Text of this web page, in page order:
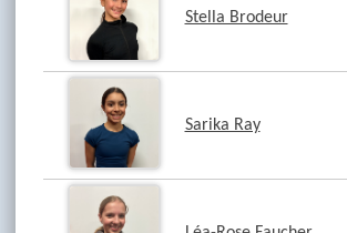
Stella Brodeur
Sarika Ray